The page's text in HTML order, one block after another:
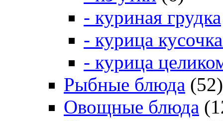
- куриная грудка
- курица
- курица
Рыбные блюда (52)
Овощные блюда